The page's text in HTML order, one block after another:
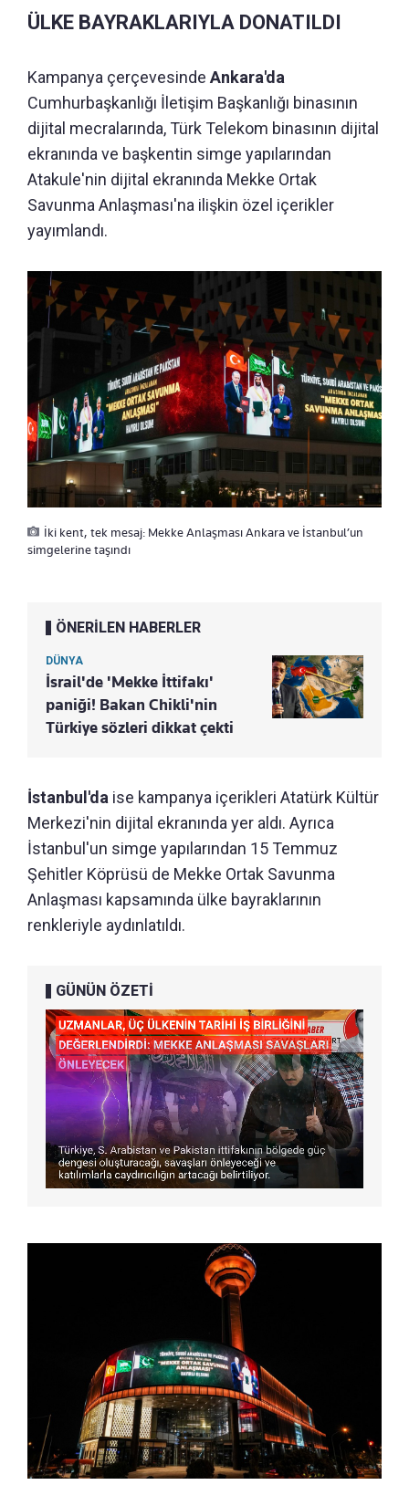
ÜLKE BAYRAKLARIYLA DONATILDI
Kampanya çerçevesinde Ankara'da
Cumhurbaşkanlığı İletişim Başkanlığı binasının
dijital mecralarında, Türk Telekom binasının dijital
ekranında ve başkentin simge yapılarından
Atakule'nin dijital ekranında Mekke Ortak
Savunma Anlaşması'na ilişkin özel içerikler
yayımlandı.
İki kent, tek mesaj: Mekke Anlaşması Ankara ve İstanbul’un
simgelerine taşındı
ÖNERİLEN HABERLER
DÜNYA
İsrail'de 'Mekke İttifakı'
paniği! Bakan Chikli'nin
Türkiye sözleri dikkat çekti
İstanbul'da ise kampanya içerikleri Atatürk Kültür
Merkezi'nin dijital ekranında yer aldı. Ayrıca
İstanbul'un simge yapılarından 15 Temmuz
Şehitler Köprüsü de Mekke Ortak Savunma
Anlaşması kapsamında ülke bayraklarının
renkleriyle aydınlatıldı.
GÜNÜN ÖZETİ